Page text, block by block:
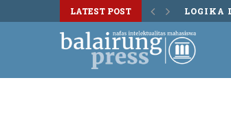
LATEST POST DISKUSI